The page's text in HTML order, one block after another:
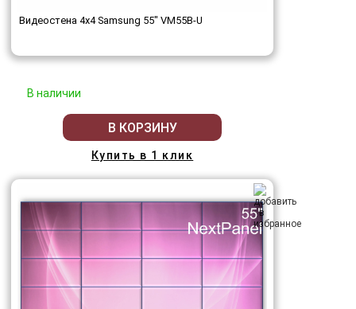
Видеостена 4x4 Samsung 55" VM55B-U
В наличии
В КОРЗИНУ
Купить в 1 клик